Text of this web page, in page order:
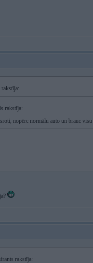
rakstīja:
nopērc normālu auto un brauc
rakstīja: